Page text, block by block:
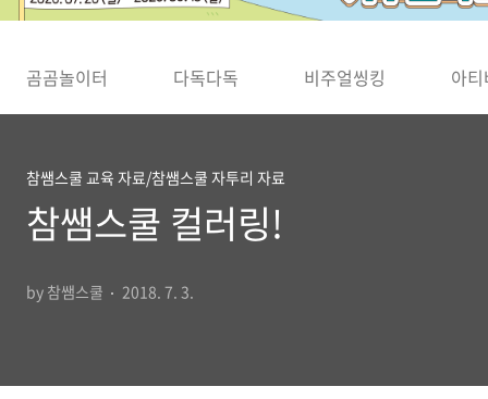
곰곰놀이터 다독다독 비주얼씽킹 아
참쌤스쿨 교육 자료/참쌤스쿨 자투리 자료
참쌤스쿨 컬러링!
by 참쌤스쿨 2018. 7. 3.